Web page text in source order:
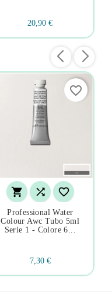
20,90 €
  
Professional Water
Colour Awc Tubo 5ml
Serie 1 - Colore 6...
7,30 €
favorite_border